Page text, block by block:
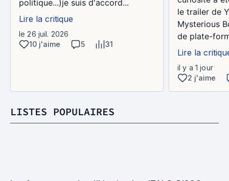
politique...)je suis d'accord...
Lire la critique
le 26 juil. 2026
10 j'aime
5 31
le trailer de
Mysterious
de plate-
Lire la
il y a 1 jour
2 j'aime
LISTES POPULAIRES